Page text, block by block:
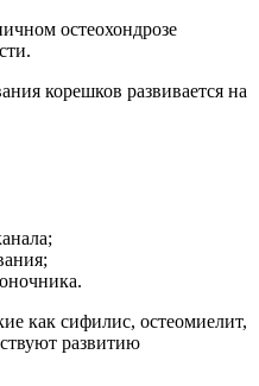
остеохондрозе
корешков развивается на
как сифилис, остеомиелит,
развитию